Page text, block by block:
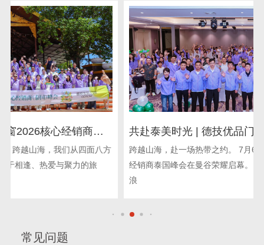
共赴泰美时光 | 德技优品门窗 2026核心经销商峰
会荣耀启幕
跨越山海，赴一场热带之约。 7月6日，德技优品门窗2026核心
经销商泰国峰会在曼谷荣耀启幕。 温热海风裹挟独属于暹罗的
常见问题